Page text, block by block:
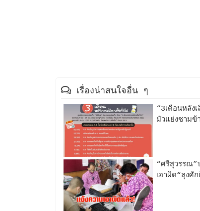
เรื่องน่าสนใจอื่น ๆ
“3เดือนหลั
มัวแย่งชามข้
“ศรีสุวรรณ”
เอาผิด“ลุงศั